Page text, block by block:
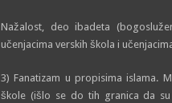
Nažalost, deo ibadeta
učenjacima verskih škola i
3) Fanatizam u propisima islama.
škole (išlo se do tih granica da